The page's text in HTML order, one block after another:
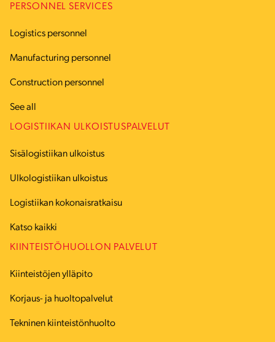
PERSONNEL SERVICES
Logistics personnel
Manufacturing personnel
Construction personnel
See all
LOGISTIIKAN ULKOISTUSPALVELUT
Sisälogistiikan ulkoistus
Ulkologistiikan ulkoistus
Logistiikan kokonaisratkaisu
Katso kaikki
KIINTEISTÖHUOLLON PALVELUT
Kiinteistöjen ylläpito
Korjaus- ja huoltopalvelut
Tekninen kiinteistönhuolto